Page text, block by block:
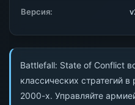
Battlefall: State of Conflict
классических стратегий
2000-х. Управляйте
Версия: